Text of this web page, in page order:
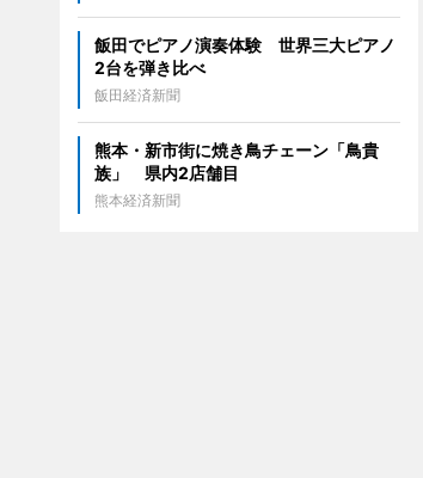
飯田でピアノ演奏体験 世界三大ピアノ
2台を弾き比べ
飯田経済新聞
熊本・新市街に焼き鳥チェーン「鳥貴
族」 県内2店舗目
熊本経済新聞